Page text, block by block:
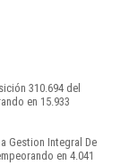
310.694 del
en 15.933
Gestion Integral De
en 4.041